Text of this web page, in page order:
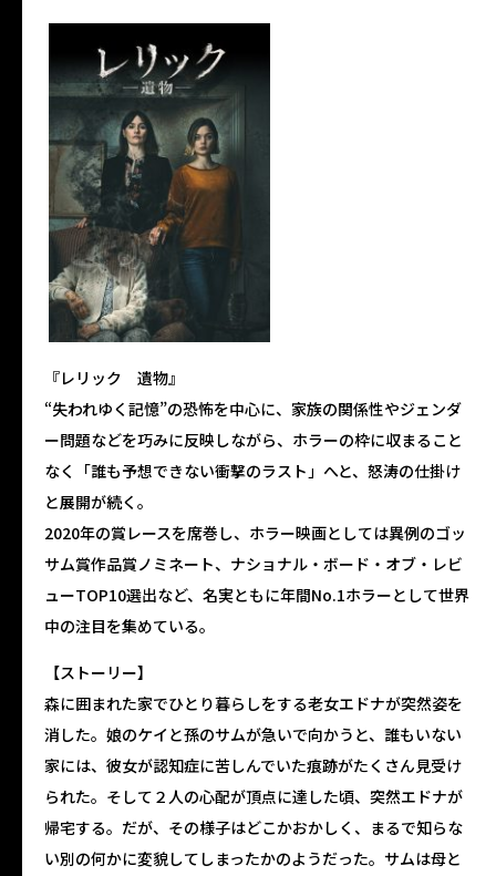
『レリック 遺物』
“失われゆく記憶”の恐怖を中心に、家族の関係性やジェンダ
ー問題などを巧みに反映しながら、ホラーの枠に収まること
なく「誰も予想できない衝撃のラスト」へと、怒涛の仕掛け
と展開が続く。
2020年の賞レースを席巻し、ホラー映画としては異例のゴッ
サム賞作品賞ノミネート、ナショナル・ボード・オブ・レビ
ューTOP10選出など、名実ともに年間No.1ホラーとして世界
中の注目を集めている。
【ストーリー】
森に囲まれた家でひとり暮らしをする老女エドナが突然姿を
消した。娘のケイと孫のサムが急いで向かうと、誰もいない
家には、彼女が認知症に苦しんでいた痕跡がたくさん見受け
られた。そして２人の心配が頂点に達した頃、突然エドナが
帰宅する。だが、その様子はどこかおかしく、まるで知らな
い別の何かに変貌してしまったかのようだった。サムは母と